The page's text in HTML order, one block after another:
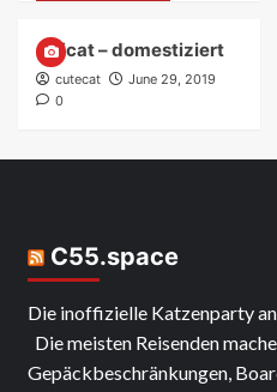
Ocicat – domestiziert
cutecat
June 29, 2019
0
C55.space
Die inoffizielle Katzenparty
Die meisten Reisenden
Gepäckbeschränkungen,